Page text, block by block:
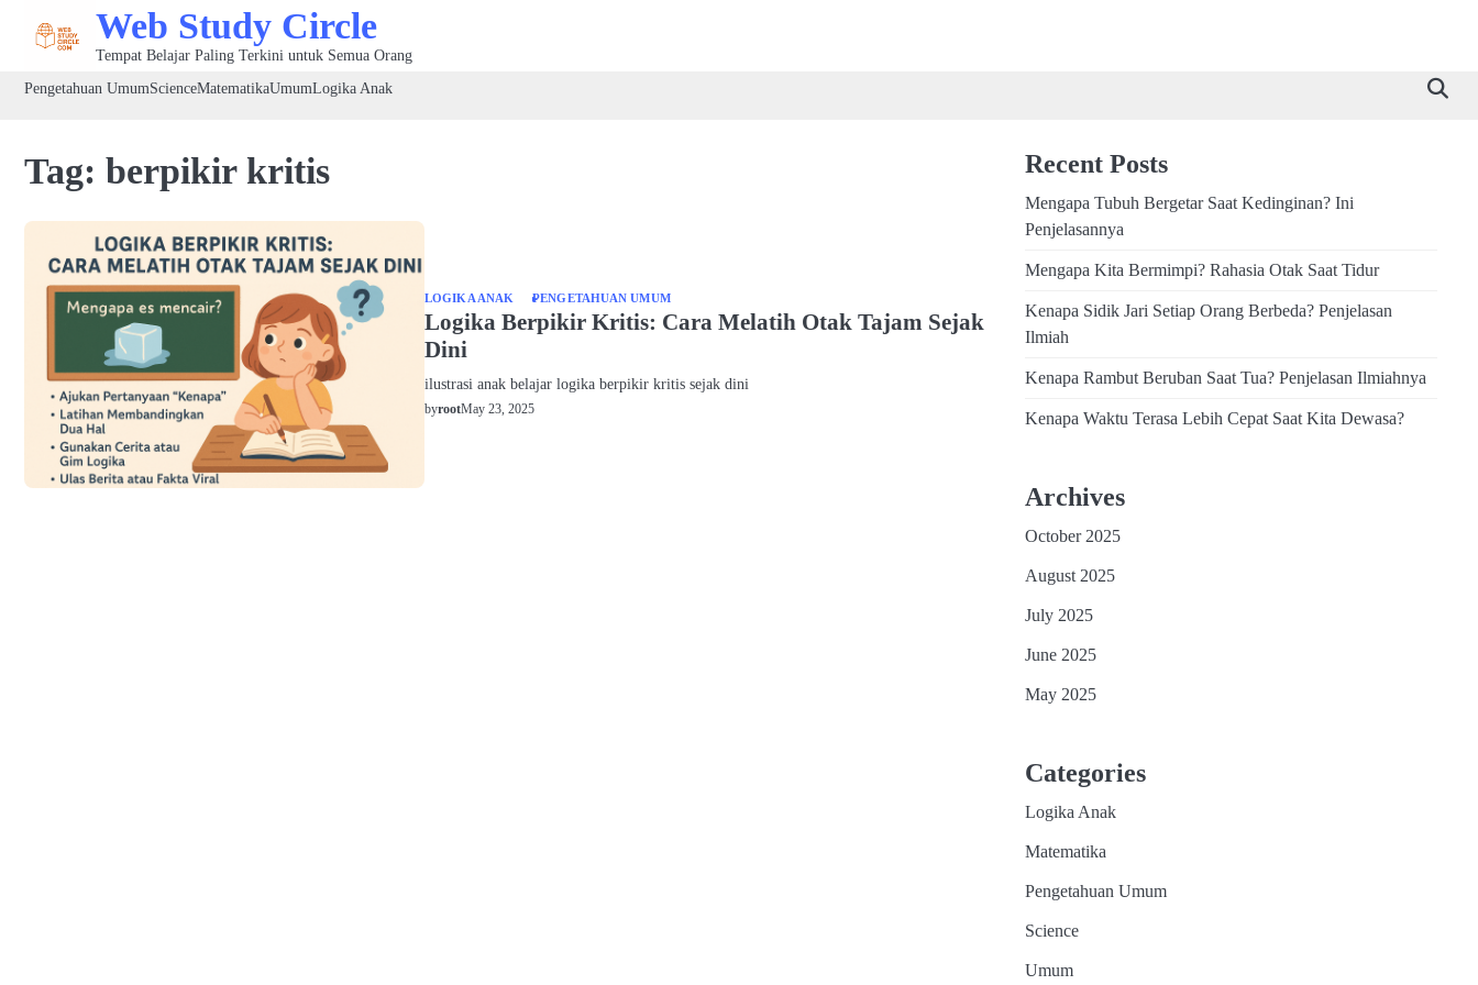
Web Study Circle
Tempat Belajar Paling Terkini untuk Semua Orang
Pengetahuan UmumScienceMatematikaUmumLogika Anak
Tag: berpikir kritis
LOGIKA ANAK PENGETAHUAN UMUM
Logika Berpikir Kritis: Cara Melatih Otak Tajam Sejak
Dini
ilustrasi anak belajar logika berpikir kritis sejak dini
byrootMay 23, 2025
Recent Posts
Mengapa Tubuh Bergetar Saat Kedinginan? Ini
Penjelasannya
Mengapa Kita Bermimpi? Rahasia Otak Saat Tidur
Kenapa Sidik Jari Setiap Orang Berbeda? Penjelasan
Ilmiah
Kenapa Rambut Beruban Saat Tua? Penjelasan Ilmiahnya
Kenapa Waktu Terasa Lebih Cepat Saat Kita Dewasa?
Archives
October 2025
August 2025
July 2025
June 2025
May 2025
Categories
Logika Anak
Matematika
Pengetahuan Umum
Science
Umum